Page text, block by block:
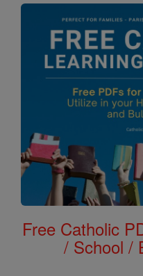
Free Catholic
/ School /